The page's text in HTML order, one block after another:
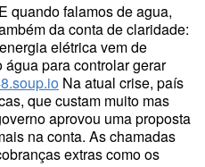
E quando falamos de agua,
da conta de claridade:
elétrica vem de
para controlar gerar
Na atual crise, país
que custam muito mas
aprovou uma proposta
na conta. As chamadas
extras como os